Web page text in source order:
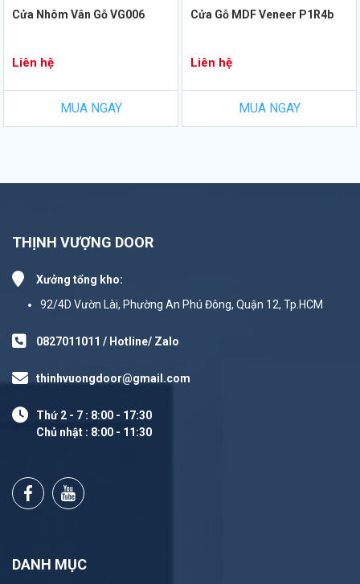
Cửa Nhôm Vân Gỗ VG006
Liên hệ
MUA NGAY
Cửa Gỗ MDF Veneer P1R4b
Liên hệ
MUA NGAY
THỊNH VƯỢNG DOOR
Xưởng tổng kho:
92/4D Vườn Lài, Phường An Phú Đông, Quận 12, Tp.HCM
0827011011 / Hotline/ Zalo
thinhvuongdoor@gmail.com
Thứ 2 - 7 : 8:00 - 17:30
Chủ nhật : 8:00 - 11:30
DANH MỤC